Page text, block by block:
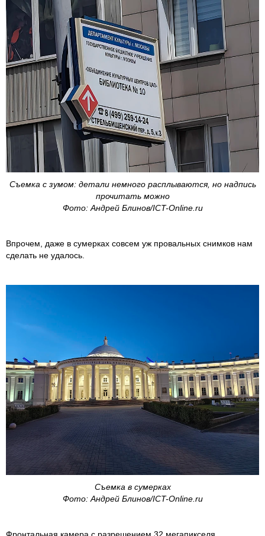
Cъемка с зумом: детали немного расплываются, но надпись
прочитать можно
Фото: Андрей Блинов/ICT-Online.ru
Впрочем, даже в сумерках совсем уж провальных снимков нам
сделать не удалось.
Cъемка в сумерках
Фото: Андрей Блинов/ICT-Online.ru